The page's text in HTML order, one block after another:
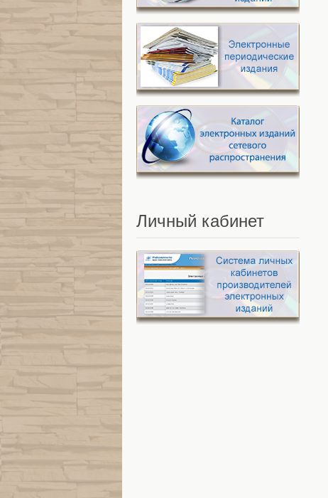
Личный кабинет